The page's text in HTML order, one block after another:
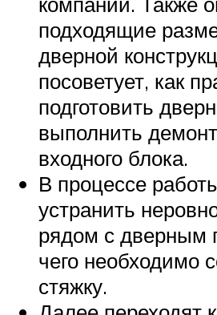
подходящие
дверной
посоветует, как
подготовить
выполнить
входного блока.
В процессе
устранить
рядом с дверным
чего необходимо
стяжку.